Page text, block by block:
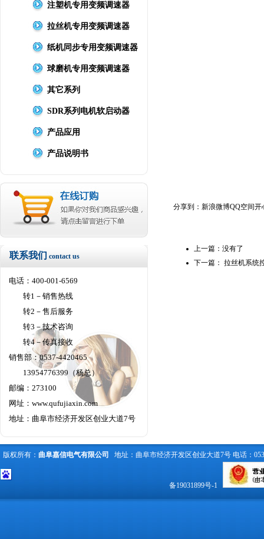
注塑机专用变频调速器
拉丝机专用变频调速器
纸机同步专用变频调速器
球磨机专用变频调速器
其它系列
SDR系列电机软启动器
产品应用
产品说明书
联系我们 contact us
电话：400-001-6569
转1－销售热线
转2－售后服务
转3－技术咨询
转4－传真接收
销售部：0537-4420465
13954776399（杨总）
邮编：273100
网址： www.qufujiaxin.com
地址：曲阜市经济开发区创业大道7号
分享到：新浪微博QQ空间开
上一篇：没有了
下一篇： 拉丝机系统
版权所有：曲阜嘉信电气有限公司 地址：曲阜市经济开发区创业大道7号 电话：
备19031899号-1